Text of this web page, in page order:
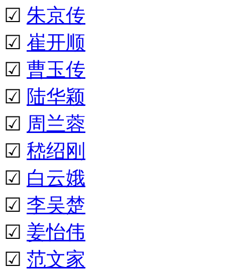
☑ 朱京传
☑ 崔开顺
☑ 曹玉传
☑ 陆华颖
☑ 周兰蓉
☑ 嵇绍刚
☑ 白云娥
☑ 李吴楚
☑ 姜怡伟
☑ 范文家